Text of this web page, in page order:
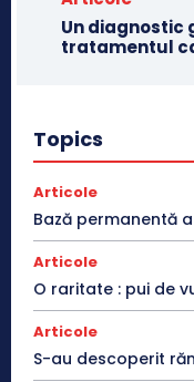
Un diagnostic
tratamentul
Topics
Articole
Bază permanentă a
Articole
O raritate : pui de
Articole
S-au descoperit